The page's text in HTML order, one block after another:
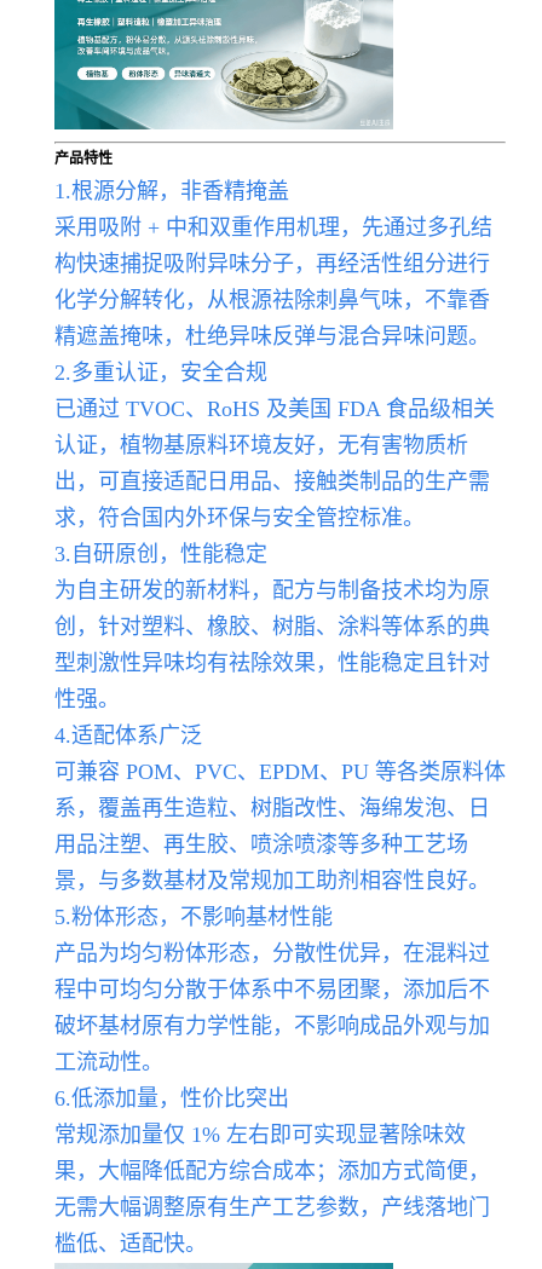
产品特性
1.根源分解，非香精掩盖
采用吸附 + 中和双重作用机理，先通过多孔结
构快速捕捉吸附异味分子，再经活性组分进行
化学分解转化，从根源祛除刺鼻气味，不靠香
精遮盖掩味，杜绝异味反弹与混合异味问题。
2.多重认证，安全合规
已通过 TVOC、RoHS 及美国 FDA 食品级相关
认证，植物基原料环境友好，无有害物质析
出，可直接适配日用品、接触类制品的生产需
求，符合国内外环保与安全管控标准。
3.自研原创，性能稳定
为自主研发的新材料，配方与制备技术均为原
创，针对塑料、橡胶、树脂、涂料等体系的典
型刺激性异味均有祛除效果，性能稳定且针对
性强。
4.适配体系广泛
可兼容 POM、PVC、EPDM、PU 等各类原料体
系，覆盖再生造粒、树脂改性、海绵发泡、日
用品注塑、再生胶、喷涂喷漆等多种工艺场
景，与多数基材及常规加工助剂相容性良好。
5.粉体形态，不影响基材性能
产品为均匀粉体形态，分散性优异，在混料过
程中可均匀分散于体系中不易团聚，添加后不
破坏基材原有力学性能，不影响成品外观与加
工流动性。
6.低添加量，性价比突出
常规添加量仅 1% 左右即可实现显著除味效
果，大幅降低配方综合成本；添加方式简便，
无需大幅调整原有生产工艺参数，产线落地门
槛低、适配快。